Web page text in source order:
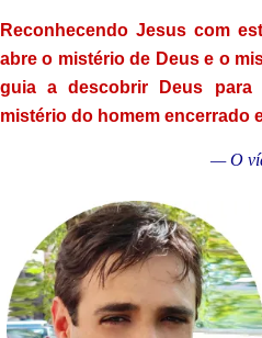
Reconhecendo Jesus com
abre o mistério de Deus e o
guia a descobrir Deus para
mistério do homem encerrado
— O